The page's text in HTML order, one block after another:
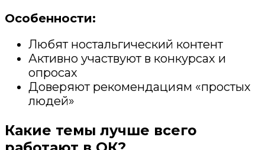
Особенности:
Любят ностальгический контент
Активно участвуют в конкурсах и
опросах
Доверяют рекомендациям «простых
людей»
Какие темы лучше всего